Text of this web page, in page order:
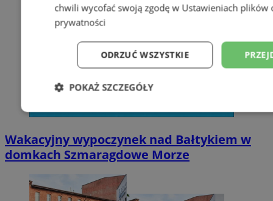
Wakacyjny wypoczynek nad Bałtykiem w
domkach Szmaragdowe Morze
chwili wycofać swoją zgodę w Ustawieniach plików
prywatności
ODRZUĆ WSZYSTKIE
POKAŻ SZCZEGÓŁY
Niezbędne Wydajność
Niesklasyfikowane